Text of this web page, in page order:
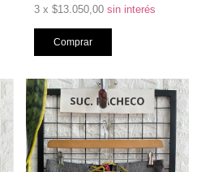
3 x $13.050,00 sin interés